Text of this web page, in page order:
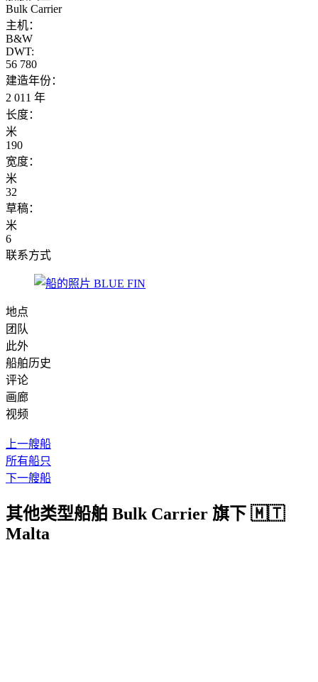
Bulk Carrier
主机：
B&W
DWT:
56 780
建造年份：
2 011 年
长度：
米
190
宽度：
米
32
草稿：
米
6
联系方式
地点
团队
此外
船舶历史
评论
画廊
视频
上一艘船
所有船只
下一艘船
其他类型船舶 Bulk Carrier 旗下 🇲🇹
Malta